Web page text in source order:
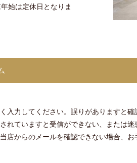
始は定休日となりま
入力してください。誤りがありますと確
れていますと受信ができない、または
店からのメールを確認できない場合、